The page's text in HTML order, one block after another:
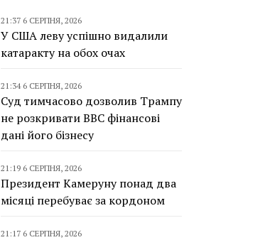
21:37 6 СЕРПНЯ, 2026
У США леву успішно видалили
катаракту на обох очах
21:34 6 СЕРПНЯ, 2026
Суд тимчасово дозволив Трампу
не розкривати BBC фінансові
дані його бізнесу
21:19 6 СЕРПНЯ, 2026
Президент Камеруну понад два
місяці перебуває за кордоном
21:17 6 СЕРПНЯ, 2026